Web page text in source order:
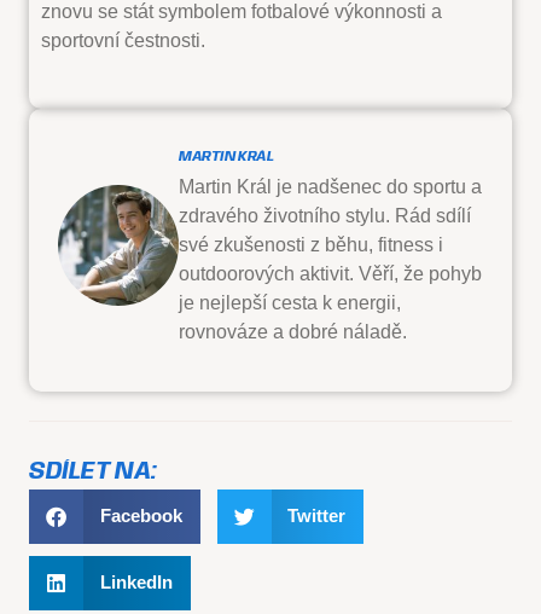
znovu se stát symbolem fotbalové výkonnosti a
sportovní čestnosti.
MARTIN KRÁL
Martin Král je nadšenec do sportu a
zdravého životního stylu. Rád sdílí
své zkušenosti z běhu, fitness i
outdoorových aktivit. Věří, že pohyb
je nejlepší cesta k energii,
rovnováze a dobré náladě.
SDÍLET NA:
Facebook Twitter
LinkedIn